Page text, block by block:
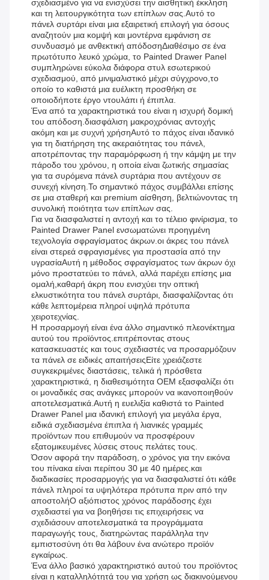
σχεδιασμένο για να ενισχύσει την αισθητική έκκληση
και τη λειτουργικότητα των επίπλων σας.Αυτό το
πάνελ συρτάρι είναι μια εξαιρετική επιλογή για όσους
αναζητούν μια κομψή και μοντέρνα εμφάνιση σε
συνδυασμό με ανθεκτική απόδοσηΔιαθέσιμο σε ένα
πρωτότυπο λευκό χρώμα, το Painted Drawer Panel
συμπληρώνει εύκολα διάφορα στυλ εσωτερικού
σχεδιασμού, από μινιμαλιστικό μέχρι σύγχρονο,το
οποίο το καθιστά μια ευέλικτη προσθήκη σε
οποιοδήποτε έργο ντουλάπι ή έπιπλα.
Ένα από τα χαρακτηριστικά του είναι η ισχυρή δομική
του απόδοση.διασφάλιση μακροχρόνιας αντοχής
ακόμη και με συχνή χρήσηΑυτό το πάχος είναι ιδανικό
για τη διατήρηση της ακεραιότητας του πάνελ,
αποτρέποντας την παραμόρφωση ή την κάμψη με την
πάροδο του χρόνου, η οποία είναι ζωτικής σημασίας
για τα συρόμενα πάνελ συρτάρια που αντέχουν σε
συνεχή κίνηση.Το σημαντικό πάχος συμβάλλει επίσης
σε μια σταθερή και premium αίσθηση, βελτιώνοντας τη
συνολική ποιότητα των επίπλων σας.
Για να διασφαλιστεί η αντοχή και το τέλειο φινίρισμα, το
Painted Drawer Panel ενσωματώνει προηγμένη
τεχνολογία σφραγίσματος άκρων.οι άκρες του πάνελ
είναι στερεά σφραγισμένες για προστασία από την
υγρασίαΑυτή η μέθοδος σφραγίσματος των άκρων όχι
μόνο προστατεύει το πάνελ, αλλά παρέχει επίσης μια
ομαλή,καθαρή άκρη που ενισχύει την οπτική
ελκυστικότητα του πάνελ συρτάρι, διασφαλίζοντας ότι
κάθε λεπτομέρεια πληροί υψηλά πρότυπα
χειροτεχνίας.
Η προσαρμογή είναι ένα άλλο σημαντικό πλεονέκτημα
αυτού του προϊόντος.επιτρέποντας στους
κατασκευαστές και τους σχεδιαστές να προσαρμόζουν
τα πάνελ σε ειδικές απαιτήσειςΕίτε χρειάζεστε
συγκεκριμένες διαστάσεις, τελικά ή πρόσθετα
χαρακτηριστικά, η διαθεσιμότητα OEM εξασφαλίζει ότι
οι μοναδικές σας ανάγκες μπορούν να ικανοποιηθούν
αποτελεσματικά.Αυτή η ευελιξία καθιστά το Painted
Drawer Panel μια ιδανική επιλογή για μεγάλα έργα,
ειδικά σχεδιασμένα έπιπλα ή λιανικές γραμμές
προϊόντων που επιθυμούν να προσφέρουν
εξατομικευμένες λύσεις στους πελάτες τους.
Όσον αφορά την παράδοση, ο χρόνος για την εικόνα
του πίνακα είναι περίπου 30 με 40 ημέρες.και
διαδικασίες προσαρμογής για να διασφαλιστεί ότι κάθε
πάνελ πληροί τα υψηλότερα πρότυπα πριν από την
αποστολήΟ αξιόπιστος χρόνος παράδοσης έχει
σχεδιαστεί για να βοηθήσει τις επιχειρήσεις να
σχεδιάσουν αποτελεσματικά τα προγράμματα
παραγωγής τους, διατηρώντας παράλληλα την
εμπιστοσύνη ότι θα λάβουν ένα ανώτερο προϊόν
εγκαίρως.
Ένα άλλο βασικό χαρακτηριστικό αυτού του προϊόντος
είναι η καταλληλότητά του για χρήση ως διακινούμενου